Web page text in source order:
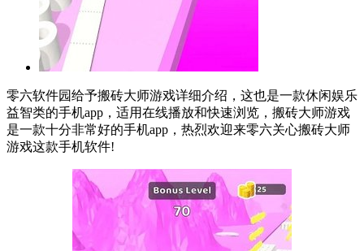
零六软件园给予搬砖大师游戏详细介绍，这也是一款休闲娱乐
益智类的手机app，适用在线播放和快速浏览，搬砖大师游戏
是一款十分非常好的手机app，热烈欢迎来零六关心搬砖大师
游戏这款手机软件!